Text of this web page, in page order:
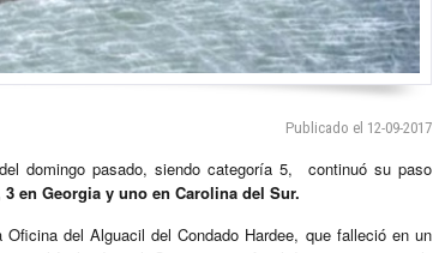
Publicado el 12-09-2017
domingo pasado, siendo categoría 5, continuó su paso
en Georgia y uno en Carolina del Sur.
del Alguacil del Condado Hardee, que falleció en un